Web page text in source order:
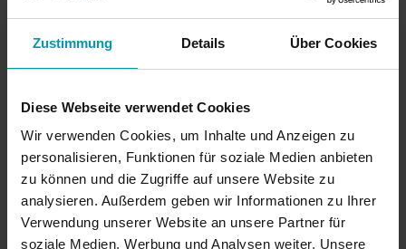
Zustimmung Details Über Cookies
Diese Webseite verwendet Cookies
Wir verwenden Cookies, um Inhalte und Anzeigen zu
personalisieren, Funktionen für soziale Medien anbieten
zu können und die Zugriffe auf unsere Website zu
analysieren. Außerdem geben wir Informationen zu Ihrer
Verwendung unserer Website an unsere Partner für
soziale Medien, Werbung und Analysen weiter. Unsere
By submitting you accept our privacy policy.
Send request
Your contact